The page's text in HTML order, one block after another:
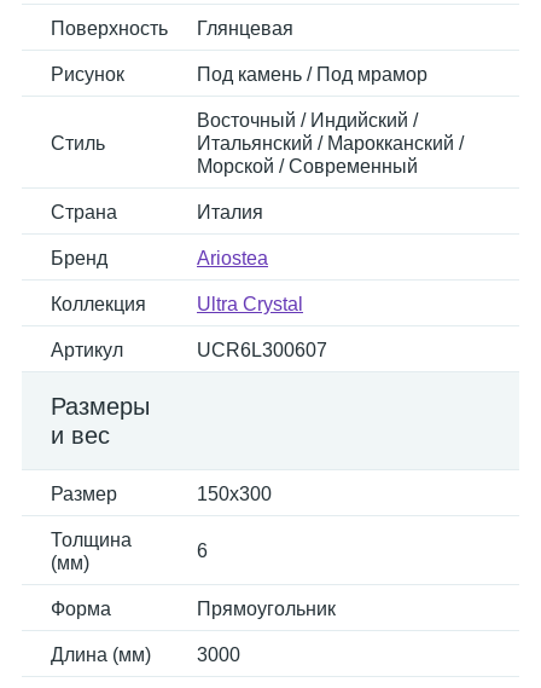
Поверхность Глянцевая
Рисунок Под камень / Под мрамор
Стиль
Восточный / Индийский /
Итальянский / Марокканский /
Морской / Современный
Страна Италия
Бренд Ariostea
Коллекция Ultra Crystal
Артикул UCR6L300607
Размеры
и вес
Размер 150x300
Толщина
(мм)
6
Форма Прямоугольник
Длина (мм) 3000